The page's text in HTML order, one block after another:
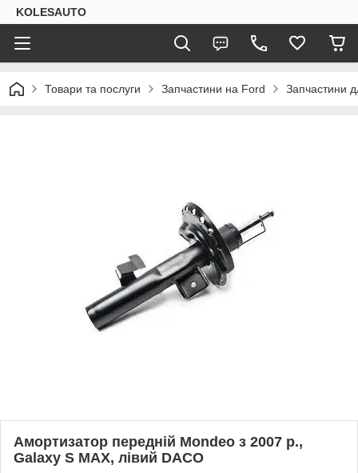
KOLESAUTO
Товари та послуги Запчастини на Ford Запчастини
Амортизатор передній Моndeo з 2007 р.,
Galaxy S MAX, лівий DACO